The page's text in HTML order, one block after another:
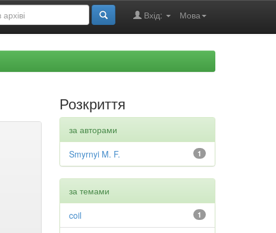
Мова
Вхід:
Розкриття
за авторами
1
Smyrnyi M. F.
за темами
1
coil